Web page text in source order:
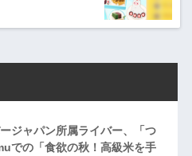
ジャパン所属ライバー、「つ
での「食欲の秋！高級米を手